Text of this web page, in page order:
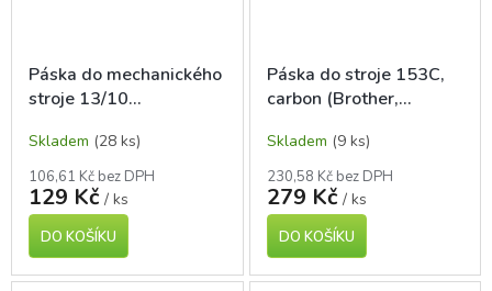
Páska do mechanického
stroje 13/10
Skladem (28 ks)
106,61 Kč bez DPH
129 Kč / ks
DO KOŠÍKU
Páska do stroje 153C,
carbon (Brother,
Skladem (9 ks)
230,58 Kč bez DPH
279 Kč / ks
DO KOŠÍKU